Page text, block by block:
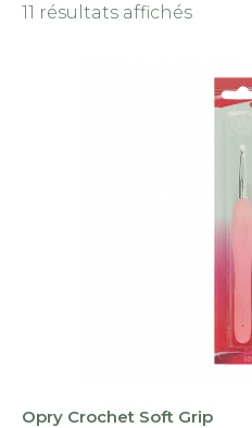
11 résultats affichésTrié
récent
ancien
Opry Crochet Soft Grip